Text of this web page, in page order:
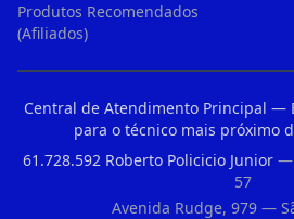
Produtos Recomendados
(Afiliados)
Central de Atendimento Principal —
para o técnico mais próximo
61.728.592 Roberto Policicio Junior—
57
Avenida Rudge, 979 —